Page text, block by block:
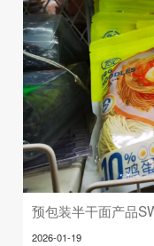
预包装半干面产品
2026-01-19